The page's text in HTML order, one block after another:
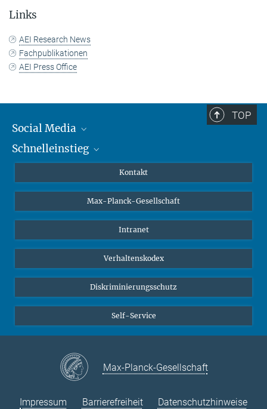
Links
AEI Research News
Fachpublikationen
AEI Press Office
TOP
Social Media
Mastodon
Schnelleinstieg
Schüler*innen
Öffentlichkeit
Alumnae | Alumni
Kontakt
Max-Planck-Gesellschaft
Intranet
Verhaltenskodex
Diskriminierungsschutz
Self-Service
Max-Planck-Gesellschaft
Impressum Barrierefreiheit Datenschutzhinweise